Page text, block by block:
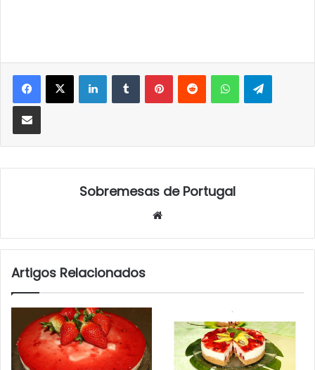
LinkedInTumblrPinterestReddit WhatsApp
Partilhar Via Email
Sobremesas de Portugal
Artigos Relacionados